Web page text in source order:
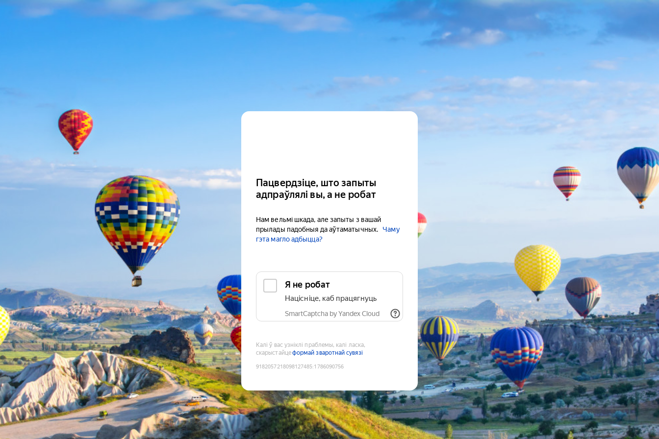
Пацвердзіце, што запыты
адпраўлялі вы, а не робат
Нам вельмі шкада, але запыты з вашай
прылады падобныя да аўтаматычных.
Чаму
гэта магло адбыцца?
Я не робат
Націсніце, каб працягнуць
SmartCaptcha by Yandex Cloud
Калі ў вас узніклі праблемы, калі ласка,
скарыстайцеформай зваротнай сувязі
9182057218098127485:1786090756